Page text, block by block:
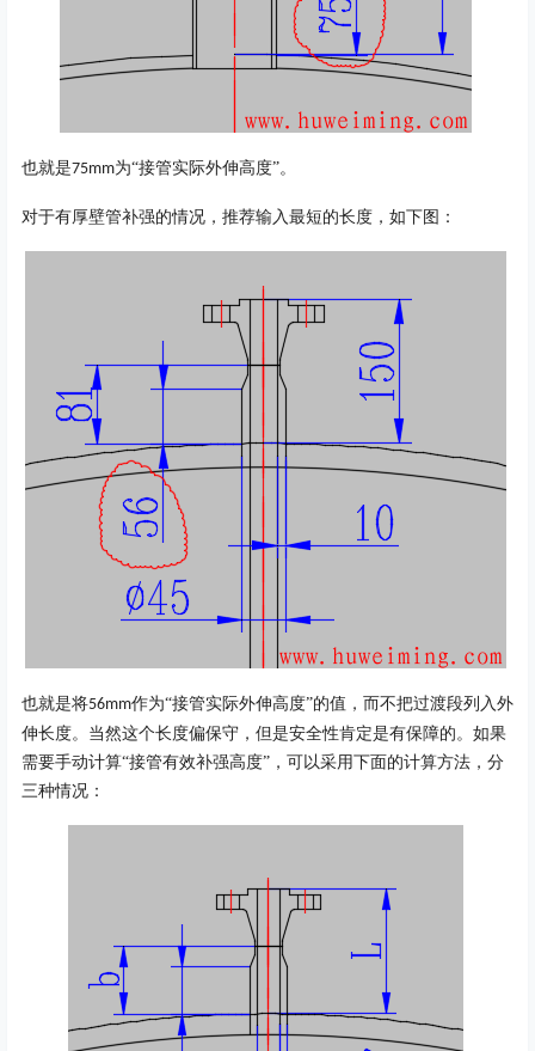
也就是75mm为“接管实际外伸高度”。
对于有厚壁管补强的情况，推荐输入最短的长度，如下图：
也就是将56mm作为“接管实际外伸高度”的值，而不把过渡段列入外
伸长度。当然这个长度偏保守，但是安全性肯定是有保障的。如果
需要手动计算“接管有效补强高度”，可以采用下面的计算方法，分
三种情况：